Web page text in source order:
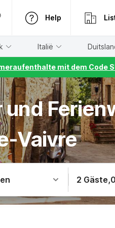
Help
Italië
mit dem Code
Vaivre
2 Gäste,